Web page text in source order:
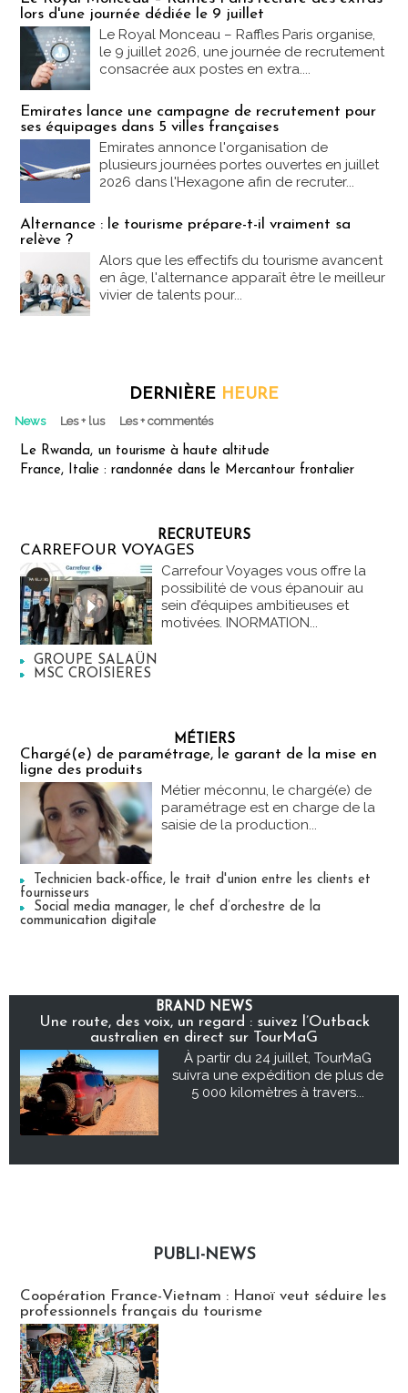
lors d'une journée dédiée le 9 juillet
Le Royal Monceau – Raffles Paris organise,
le 9 juillet 2026, une journée de recrutement
consacrée aux postes en extra....
Emirates lance une campagne de recrutement pour
ses équipages dans 5 villes françaises
Emirates annonce l'organisation de
plusieurs journées portes ouvertes en juillet
2026 dans l'Hexagone afin de recruter...
Alternance : le tourisme prépare-t-il vraiment sa
relève ?
Alors que les effectifs du tourisme avancent
en âge, l'alternance apparaît être le meilleur
vivier de talents pour...
DERNIÈRE HEURE
News Les + lus Les + commentés
Le Rwanda, un tourisme à haute altitude
France, Italie : randonnée dans le Mercantour frontalier
RECRUTEURS
CARREFOUR VOYAGES
Carrefour Voyages vous offre la
possibilité de vous épanouir au
sein d’équipes ambitieuses et
motivées. INORMATION...
GROUPE SALAÜN
MSC CROISIERES
MÉTIERS
Chargé(e) de paramétrage, le garant de la mise en
ligne des produits
Métier méconnu, le chargé(e) de
paramétrage est en charge de la
saisie de la production...
Technicien back-office, le trait d'union entre les clients et
fournisseurs
Social media manager, le chef d’orchestre de la
communication digitale
BRAND NEWS
Une route, des voix, un regard : suivez l’Outback
australien en direct sur TourMaG
À partir du 24 juillet, TourMaG
suivra une expédition de plus de
5 000 kilomètres à travers...
PUBLI-NEWS
Coopération France-Vietnam : Hanoï veut séduire les
professionnels français du tourisme